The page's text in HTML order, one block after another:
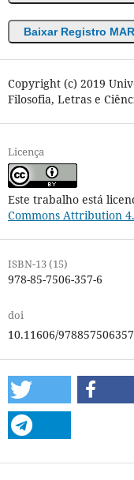
Baixar Registro
Copyright (c) 2019
Filosofia, Letras e
Licença
Este trabalho está
Commons Attribution
ISBN-13 (15)
978-85-7506-357-6
doi
10.11606/